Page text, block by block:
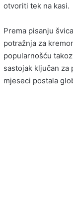
otvoriti tek na kasi.
Prema pisanju
potražnja za
popularnošću
sastojak ključan
mjeseci postala